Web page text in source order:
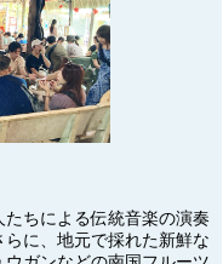
ちによる伝統音楽の演奏
に、地元で採れた新鮮な